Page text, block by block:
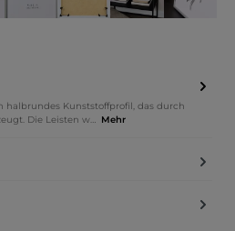
halbrundes Kunststoffprofil, das durch
Die Leisten w… Mehr